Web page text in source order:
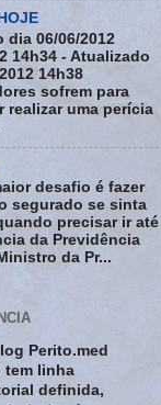
dia 06/06/2012
14h34 - Atualizado
14h38
sofrem para
realizar uma perícia
desafio é fazer
segurado se sinta
precisar ir até
da Previdência
da Pr...
Perito.med
tem linha
definida,